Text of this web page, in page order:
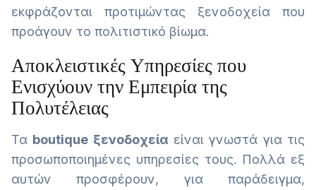
εκφράζονται προτιμώντας ξενοδοχεία που
προάγουν το πολιτιστικό βίωμα.
Αποκλειστικές Υπηρεσίες που
Ενισχύουν την Εμπειρία της
Πολυτέλειας
Τα boutique ξενοδοχεία είναι γνωστά για τις
προσωποποιημένες υπηρεσίες τους. Πολλά εξ
αυτών προσφέρουν, για παράδειγμα,